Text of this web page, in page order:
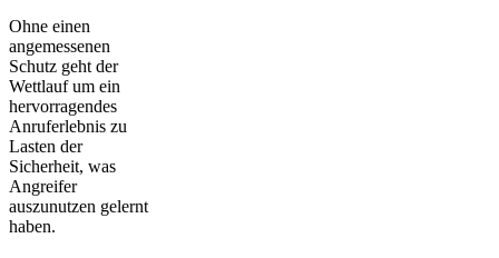
Ohne einen
angemessenen
Schutz geht der
Wettlauf um ein
hervorragendes
Anruferlebnis zu
Lasten der
Sicherheit, was
Angreifer
auszunutzen gelernt
haben.